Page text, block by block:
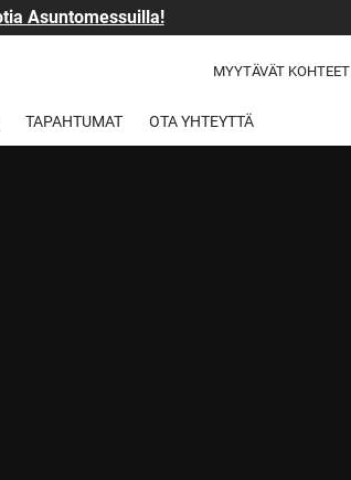
Asuntomessuilla!
MYYTÄVÄT KOHTEET
TAPAHTUMAT OTA YHTEYTTÄ